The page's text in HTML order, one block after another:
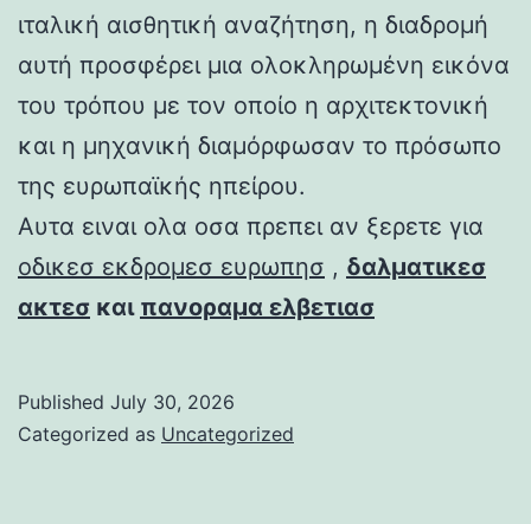
ιταλική αισθητική αναζήτηση, η διαδρομή
αυτή προσφέρει μια ολοκληρωμένη εικόνα
του τρόπου με τον οποίο η αρχιτεκτονική
και η μηχανική διαμόρφωσαν το πρόσωπο
της ευρωπαϊκής ηπείρου.
Αυτα ειναι ολα οσα πρεπει αν ξερετε για
οδικεσ εκδρομεσ ευρωπησ , δαλματικεσ
ακτεσ και πανοραμα ελβετιασ
Published July 30, 2026
Categorized as Uncategorized